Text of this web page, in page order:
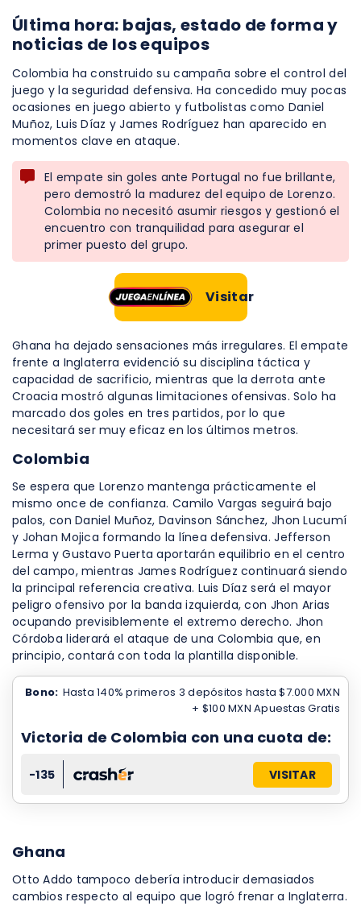
Última hora: bajas, estado de forma y
noticias de los equipos
Colombia ha construido su campaña sobre el control del
juego y la seguridad defensiva. Ha concedido muy pocas
ocasiones en juego abierto y futbolistas como Daniel
Muñoz, Luis Díaz y James Rodríguez han aparecido en
momentos clave en ataque.
El empate sin goles ante Portugal no fue brillante,
pero demostró la madurez del equipo de Lorenzo.
Colombia no necesitó asumir riesgos y gestionó el
encuentro con tranquilidad para asegurar el
primer puesto del grupo.
Visitar
Ghana ha dejado sensaciones más irregulares. El empate
frente a Inglaterra evidenció su disciplina táctica y
capacidad de sacrificio, mientras que la derrota ante
Croacia mostró algunas limitaciones ofensivas. Solo ha
marcado dos goles en tres partidos, por lo que
necesitará ser muy eficaz en los últimos metros.
Colombia
Se espera que Lorenzo mantenga prácticamente el
mismo once de confianza. Camilo Vargas seguirá bajo
palos, con Daniel Muñoz, Davinson Sánchez, Jhon Lucumí
y Johan Mojica formando la línea defensiva. Jefferson
Lerma y Gustavo Puerta aportarán equilibrio en el centro
del campo, mientras James Rodríguez continuará siendo
la principal referencia creativa. Luis Díaz será el mayor
peligro ofensivo por la banda izquierda, con Jhon Arias
ocupando previsiblemente el extremo derecho. Jhon
Córdoba liderará el ataque de una Colombia que, en
principio, contará con toda la plantilla disponible.
Bono: Hasta 140% primeros 3 depósitos hasta $7.000 MXN
+ $100 MXN Apuestas Gratis
Victoria de Colombia con una cuota de:
-135 VISITAR
Ghana
Otto Addo tampoco debería introducir demasiados
cambios respecto al equipo que logró frenar a Inglaterra.